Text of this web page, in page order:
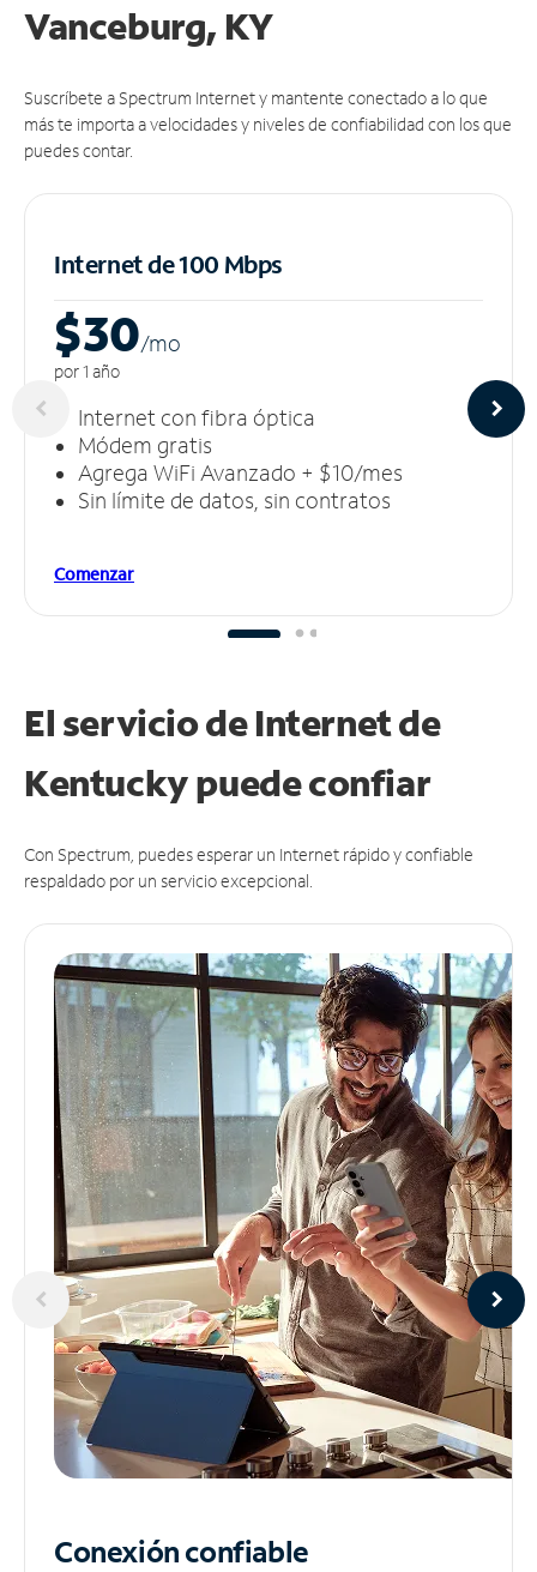
Vanceburg, KY
Suscríbete a Spectrum Internet y mantente conectado a lo que
más te importa a velocidades y niveles de confiabilidad con los que
puedes contar.
Internet de 100 Mbps
$30/mo
por 1 año
Internet con fibra óptica
Módem gratis
Agrega WiFi Avanzado + $10/mes
Sin límite de datos, sin contratos
Comenzar
El servicio de Internet de
Kentucky puedeconfiar
Con Spectrum, puedes esperar un Internet rápido y confiable
respaldado por un servicio excepcional.
Conexión confiable